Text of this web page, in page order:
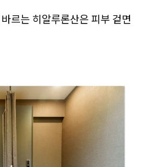
르는 히알루론산은 피부 겉면